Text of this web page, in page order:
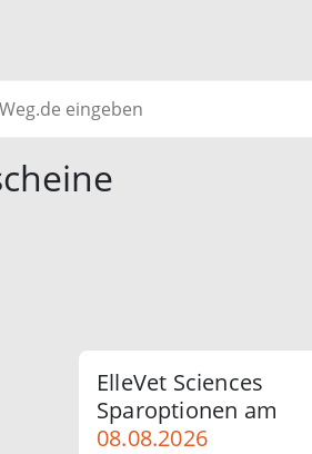
ElleVet Sciences
Sparoptionen am
08.08.2026